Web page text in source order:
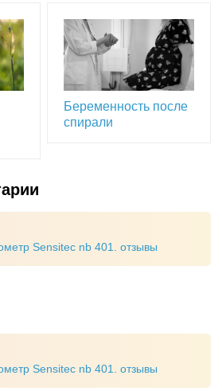
Беременность после
спирали
Sensitec nb 401. отзывы
Sensitec nb 401. отзывы